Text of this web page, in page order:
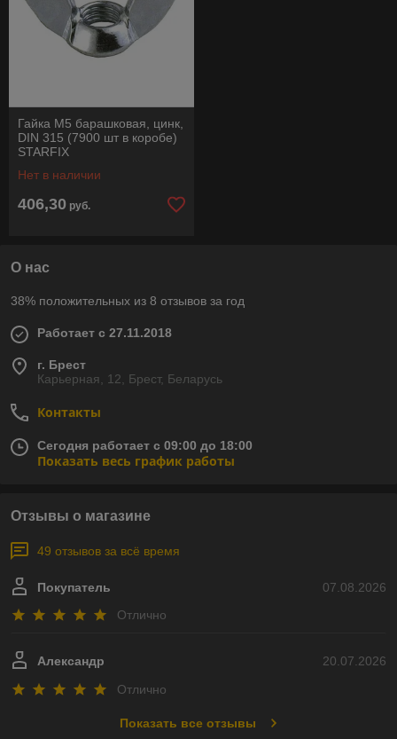
Гайка М5 барашковая, цинк,
DIN 315 (7900 шт в коробе)
STARFIX
Нет в наличии
406,30 руб.
О нас
38% положительных из 8 отзывов за год
Работает с 27.11.2018
г. Брест
Карьерная, 12, Брест, Беларусь
Контакты
Сегодня работает с 09:00 до 18:00
Показать весь график работы
Отзывы о магазине
49 отзывов за всё время
07.08.2026
Покупатель
Отлично
20.07.2026
Александр
Отлично
Показать все отзывы